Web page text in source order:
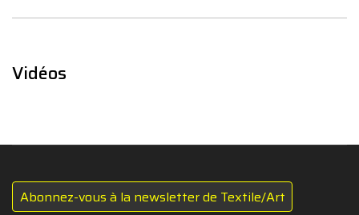
Vidéos
Abonnez-vous à la newsletter de Textile/Art